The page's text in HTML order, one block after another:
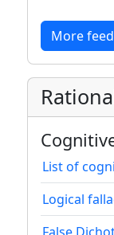
More
List of
Logical